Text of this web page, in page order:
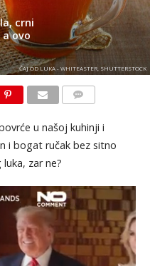
crni
ovo
ČAJ OD LUKA - WHITEASTER, SHUTTERSTOCK
u našoj kuhinji i
i bogat ručak bez sitno
zar ne?